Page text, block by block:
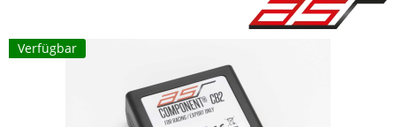
Verfügbar